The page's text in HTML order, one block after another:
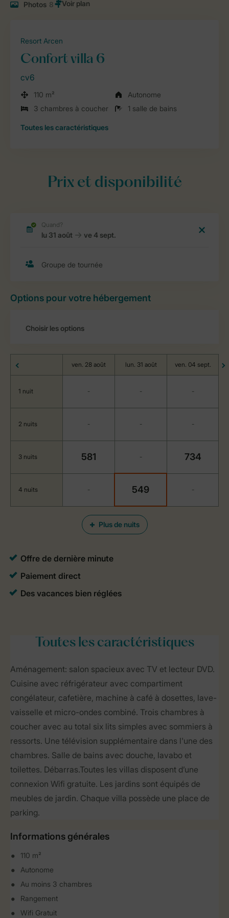
Photos 8
Resort Arcen
Confort villa 6
cv6
110 m²
Autonome
3 chambres à coucher
1 salle de bains
Toutes les caractéristiques
Prix et disponibilité
Options pour votre hébergement
Plus de nuits
ven. 28 août lun. 31 août ven. 04 sept.
1 nuit - - -
2 nuits - - -
3 nuits 581 - 734
4 nuits - 549 -
Toutesles caractéristiques
Aménagement: salon spacieux avec TV et lecteur DVD.
Cuisine avec réfrigérateur avec compartiment
congélateur, cafetière, machine à café à dosettes, lave-
vaisselle et micro-ondes combiné. Trois chambres à
coucher avec au total six lits simples avec sommiers à
ressorts. Une télévision supplémentaire dans l'une des
chambres. Salle de bains avec douche, lavabo et
toilettes. Débarras.Toutes les villas disposent d’une
connexion Wifi gratuite. Les jardins sont équipés de
meubles de jardin. Chaque villa possède une place de
parking.
Informations générales
110 m²
Autonome
Au moins 3 chambres
Rangement
Wifi Gratuit